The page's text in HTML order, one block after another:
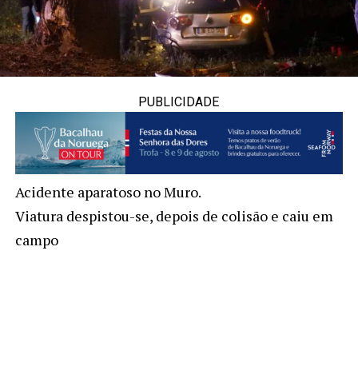
PUBLICIDADE
Acidente aparatoso no Muro.
Viatura despistou-se, depois de colisão e caiu em
campo